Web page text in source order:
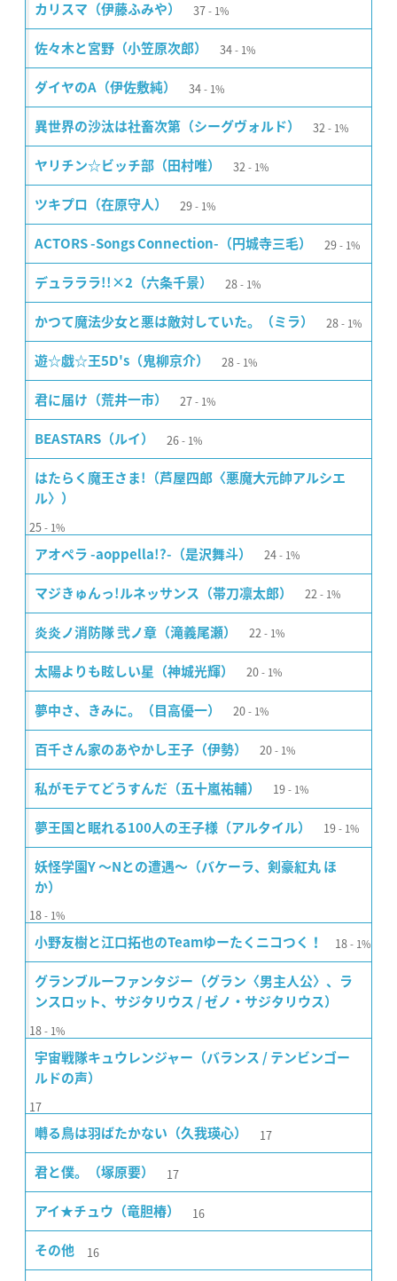
カリスマ（伊藤ふみや） 37 1%
佐々木と宮野（小笠原次郎） 34 1%
ダイヤのA（伊佐敷純） 34 1%
異世界の沙汰は社畜次第（シーグヴォルド） 32 1%
ヤリチン☆ビッチ部（田村唯） 32 1%
ツキプロ（在原守人） 29 1%
ACTORS -Songs Connection-（円城寺三毛） 29 1%
デュラララ!!×2（六条千景） 28 1%
かつて魔法少女と悪は敵対していた。（ミラ） 28 1%
遊☆戯☆王5D's（鬼柳京介） 28 1%
君に届け（荒井一市） 27 1%
BEASTARS（ルイ） 26 1%
はたらく魔王さま!（芦屋四郎〈悪魔大元帥アルシエ
ル〉）
25 1%
アオペラ -aoppella!?-（是沢舞斗） 24 1%
マジきゅんっ!ルネッサンス（帯刀凛太郎） 22 1%
炎炎ノ消防隊 弐ノ章（滝義尾瀬） 22 1%
太陽よりも眩しい星（神城光輝） 20 1%
夢中さ、きみに。（目高優一） 20 1%
百千さん家のあやかし王子（伊勢） 20 1%
私がモテてどうすんだ（五十嵐祐輔） 19 1%
夢王国と眠れる100人の王子様（アルタイル） 19 1%
妖怪学園Y 〜Nとの遭遇〜（バケーラ、剣豪紅丸 ほ
か）
18 1%
小野友樹と江口拓也のTeamゆーたくニコつく！ 18 1%
グランブルーファンタジー（グラン〈男主人公〉、ラ
ンスロット、サジタリウス / ゼノ・サジタリウス）
18 1%
宇宙戦隊キュウレンジャー（バランス / テンビンゴー
ルドの声）
17
囀る鳥は羽ばたかない（久我瑛心） 17
君と僕。（塚原要） 17
アイ★チュウ（竜胆椿） 16
その他 16